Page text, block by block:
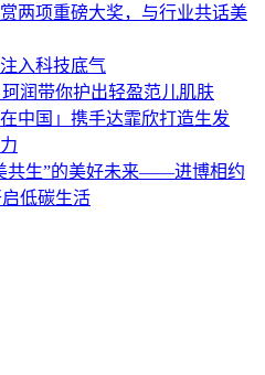
两项重磅大奖，与行业共话美
入科技底气
润带你护出轻盈范儿肌肤
中国」携手达霏欣打造生发
共生”的美好未来——进博相约
低碳生活